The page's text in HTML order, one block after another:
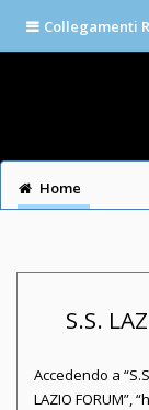
Collegamenti
Home
S.S.
Accedendo a
LAZIO FORUM”,